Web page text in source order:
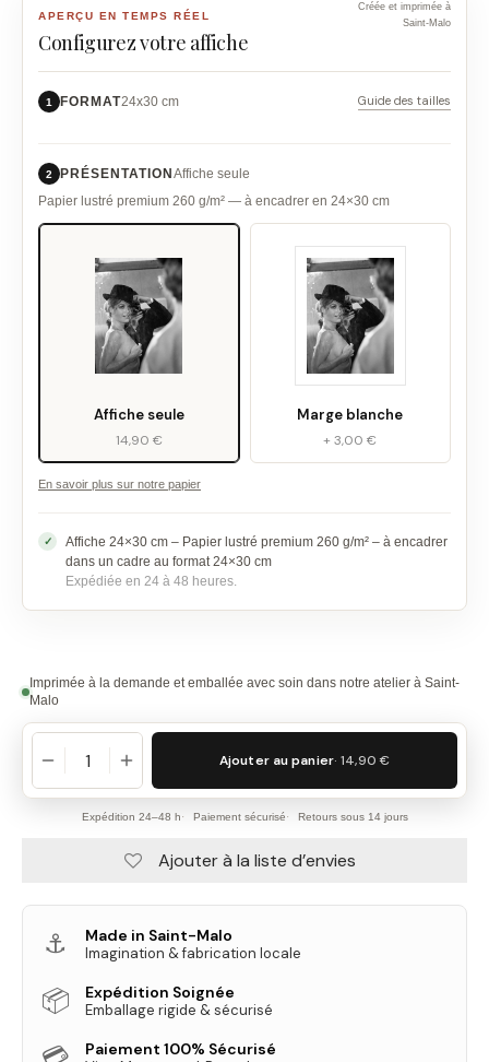
APERÇU EN TEMPS RÉEL
Configurez votre affiche
Créée et imprimée à
Saint-Malo
1 FORMAT24x30 cm Guide des tailles
2 PRÉSENTATION Affiche seule
Papier lustré premium 260 g/m² — à encadrer en 24×30 cm
Affiche seule
14,90 €
Marge blanche
+ 3,00 €
En savoir plus sur notre papier
Affiche 24×30 cm – Papier lustré premium 260 g/m² – à encadrer
dans un cadre au format 24×30 cm
Expédiée en 24 à 48 heures.
Imprimée à la demande et emballée avec soin dans notre atelier à Saint-
Malo
Ajouter au panier· 14,90 €
Expédition 24–48 h Paiement sécurisé Retours sous 14 jours
Ajouter à la liste d’envies
⚓ Made in Saint-Malo
Imagination & fabrication locale
📦 Expédition Soignée
Emballage rigide & sécurisé
Paiement 100% Sécurisé